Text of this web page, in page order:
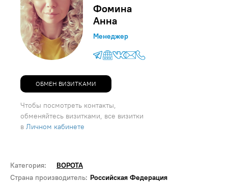
Категория:
ВОРОТА
Страна производитель: Российская Федерация
Фомина
Анна
Менеджер
ОБМЕН ВИЗИТКАМИ
Чтобы посмотреть контакты,
обменяйтесь визитками, все визитки
в Личном кабинете